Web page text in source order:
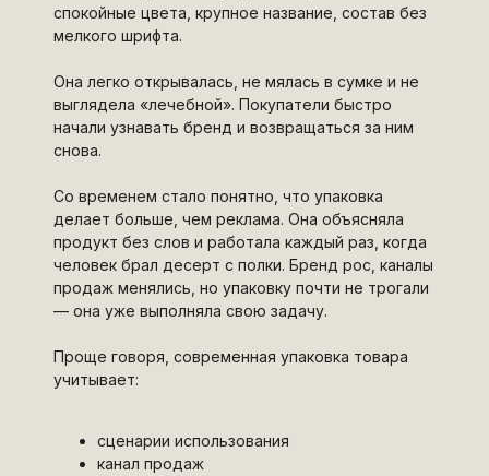
спокойные цвета, крупное название, состав без
мелкого шрифта.
Она легко открывалась, не мялась в сумке и не
выглядела «лечебной». Покупатели быстро
начали узнавать бренд и возвращаться за ним
снова.
Со временем стало понятно, что упаковка
делает больше, чем реклама. Она объясняла
продукт без слов и работала каждый раз, когда
человек брал десерт с полки. Бренд рос, каналы
продаж менялись, но упаковку почти не трогали
— она уже выполняла свою задачу.
Проще говоря, современная упаковка товара
учитывает:
сценарии использования
канал продаж